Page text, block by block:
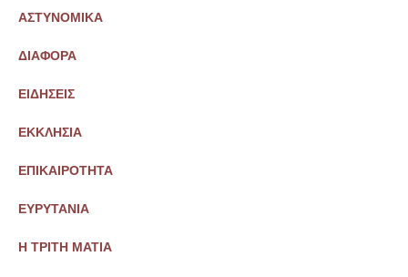
ΑΣΤΥΝΟΜΙΚΑ
ΔΙΑΦΟΡΑ
ΕΙΔΗΣΕΙΣ
ΕΚΚΛΗΣΙΑ
ΕΠΙΚΑΙΡΟΤΗΤΑ
ΕΥΡΥΤΑΝΙΑ
Η ΤΡΙΤΗ ΜΑΤΙΑ